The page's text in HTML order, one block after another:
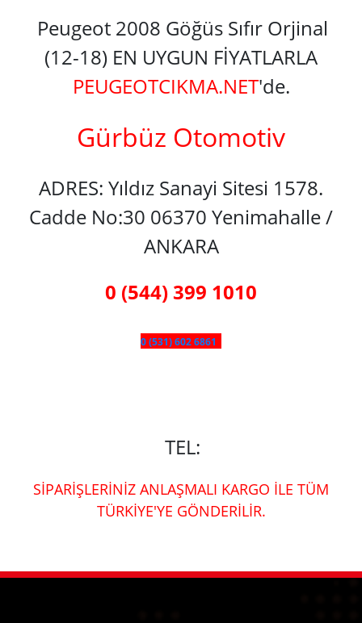
Peugeot 2008 Göğüs Sıfır Orjinal
(12-18) EN UYGUN FİYATLARLA
PEUGEOTCIKMA.NET'de.
Gürbüz Otomotiv
ADRES: Yıldız Sanayi Sitesi 1578.
Cadde No:30 06370 Yenimahalle /
ANKARA
0 (544) 399 1010
0 (531) 602 6861
TEL:
SİPARİŞLERİNİZ ANLAŞMALI KARGO İLE TÜM
TÜRKİYE'YE GÖNDERİLİR.